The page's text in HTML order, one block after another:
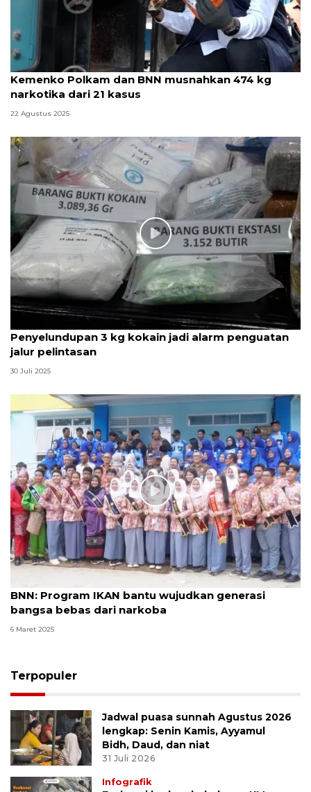
Kemenko Polkam dan BNN musnahkan 474 kg
narkotika dari 21 kasus
22 Agustus 2025
Penyelundupan 3 kg kokain jadi alarm penguatan
jalur pelintasan
30 Juli 2025
BNN: Program IKAN bantu wujudkan generasi
bangsa bebas dari narkoba
6 Maret 2025
Terpopuler
Jadwal puasa sunnah Agustus 2026
lengkap: Senin Kamis, Ayyamul
Bidh, Daud, dan niat
31 Juli 2026
Infografik